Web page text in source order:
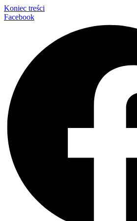
Koniec treści
Facebook